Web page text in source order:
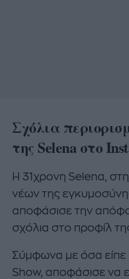
Σχόλια
της Selena στο
H 31χρονη Selena,
νέων της
αποφάσισε την
σχόλια στο προφίλ
Σύμφωνα με όσα
Show, αποφάσισε να